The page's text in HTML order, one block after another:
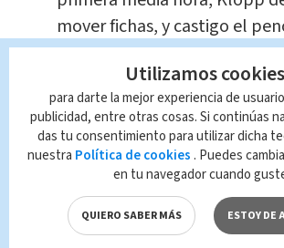
mover fichas, y castigo el
encuentro de Lovren
banca y dando entrada a
Chamberlain. No varió el
alemán, pero colocó a Can
derecho, a Oxlade de
izquierdo y a Coutinho de
de '10'.
Utilizamos cookies
para darte la mejor experiencia de
publicidad, entre otras cosas. Si continúas
das tu consentimiento para utilizar dicha
nuestra Política de cookies . Puedes
en tu navegador cuando
QUIERO SABER MÁS ESTOY DE